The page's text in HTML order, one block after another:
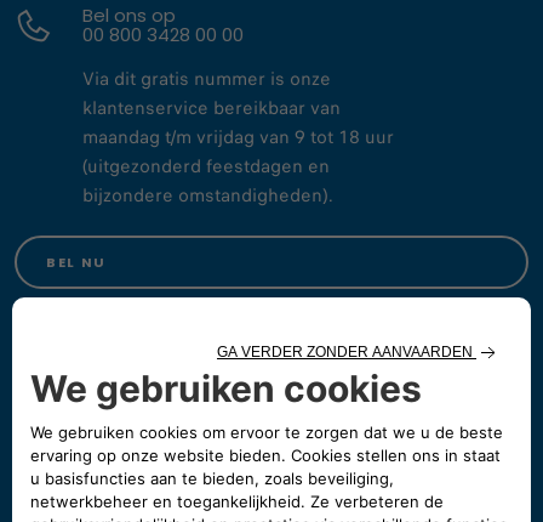
Bel ons op
00 800 3428 00 00
Via dit gratis nummer is onze
klantenservice bereikbaar van
maandag t/m vrijdag van 9 tot 18 uur
(uitgezonderd feestdagen en
bijzondere omstandigheden).
BEL NU
Contact via mail
Heb je vragen of opmerkingen,
dan kun je ons ook een mail sturen.
MAIL ONS